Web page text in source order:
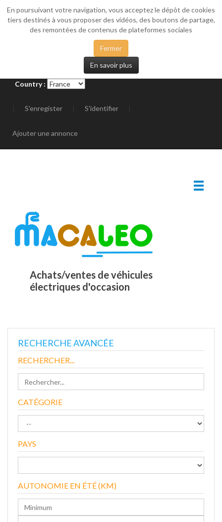
En poursuivant votre navigation, vous acceptez le dépôt de cookies
tiers destinés à vous proposer des vidéos, des boutons de partage,
des remontées de contenus de plateformes sociales
Fermer
En savoir plus
Country :
S'enregister S'identifier
Ajouter une annonce
Achats/ventes de véhicules
électriques d'occasion
RECHERCHE AVANCÉE
RECHERCHER...
CATÉGORIE
PAYS
AUTONOMIE EN ÉTÉ (KM)